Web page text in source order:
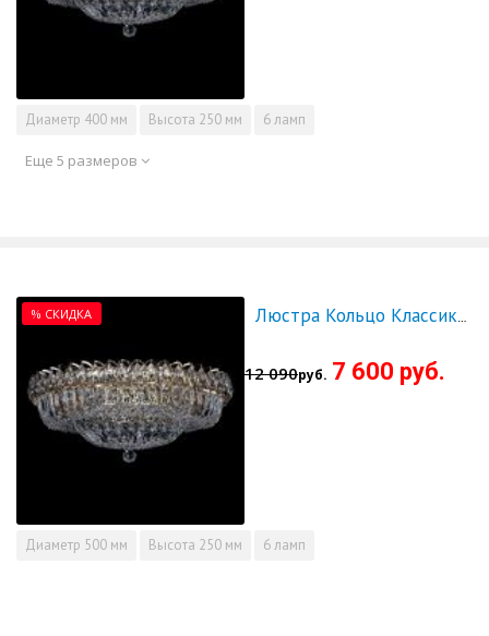
Диаметр 400 мм Высота 250 мм 6 ламп
Еще 5 размеров
% СКИДКА Люстра Кольцо Классика Пластинка 500 мм - СКИДКА!!!
12 090руб. 7 600 руб.
Диаметр 500 мм Высота 250 мм 6 ламп